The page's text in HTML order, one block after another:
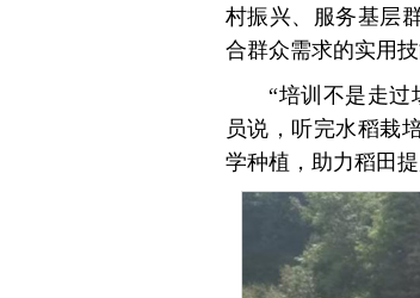
村振兴、服务基层
合群众需求的实用技
“培训不是走过
员说，听完水稻栽
学种植，助力稻田